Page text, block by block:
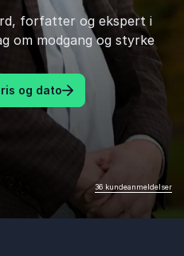
forfatter og ekspert i
om modgang og styrke
og dato
36 kundeanmeldelser